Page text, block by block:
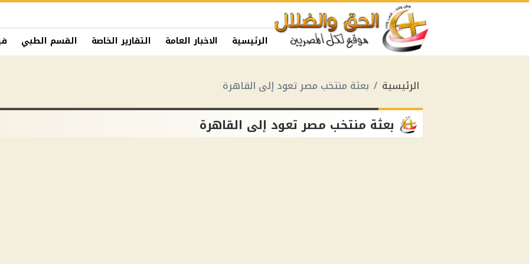
الرئيسية الاخبار العامة التقارير الخاصة القسم الطبي
الرئيسية بعثة منتخب مصر تعود إلى القاهرة
بعثة منتخب مصر تعود إلى القاهرة